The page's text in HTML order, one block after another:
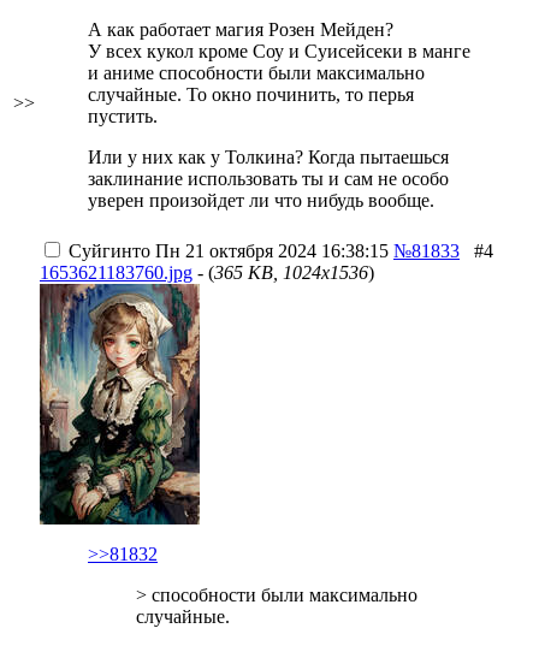
>>
А как работает магия Розен Мейден?
У всех кукол кроме Соу и Суисейсеки в манге
и аниме способности были максимально
случайные. То окно починить, то перья
пустить.
Или у них как у Толкина? Когда пытаешься
заклинание использовать ты и сам не особо
уверен произойдет ли что нибудь вообще.
Суйгинто Пн 21 октября 2024 16:38:15 №81833
#4
1653621183760.jpg - (365 KB, 1024x1536)
>>81832
> способности были максимально
случайные.